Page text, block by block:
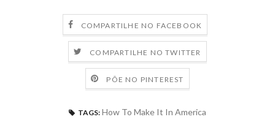
COMPARTILHE NO FACEBOOK
COMPARTILHE NO TWITTER
PÕE NO PINTEREST
TAGS: How To Make It In America